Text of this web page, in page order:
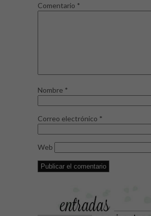
Comentario *
Nombre *
Correo electrónico *
Web